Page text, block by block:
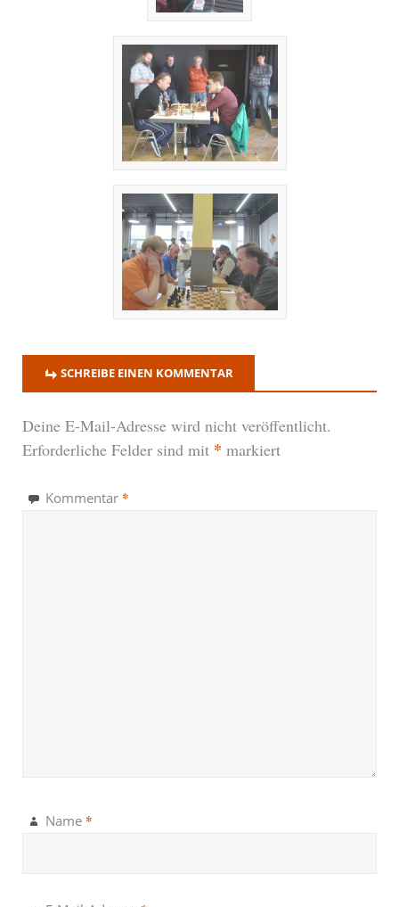
SCHREIBE EINEN KOMMENTAR
Deine E-Mail-Adresse wird nicht veröffentlicht.
Erforderliche Felder sind mit * markiert
Kommentar *
Name *